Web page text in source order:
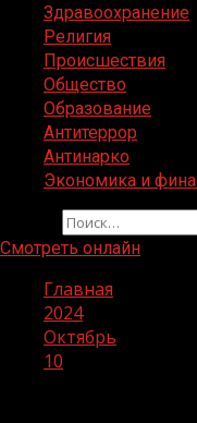
Здравоохранение
Религия
Происшествия
Общество
Образование
Антитеррор
Антинарко
Экономика и
Смотреть онлайн
Главная
2024
Октябрь
10